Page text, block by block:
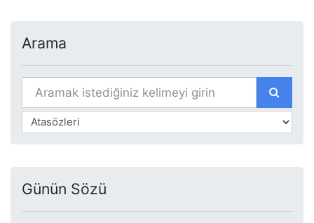
Arama
Günün Sözü